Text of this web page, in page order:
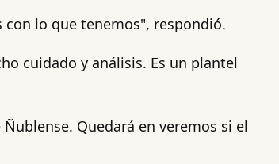
lo que tenemos", respondió.
cuidado y análisis. Es un plantel
Quedará en veremos si el